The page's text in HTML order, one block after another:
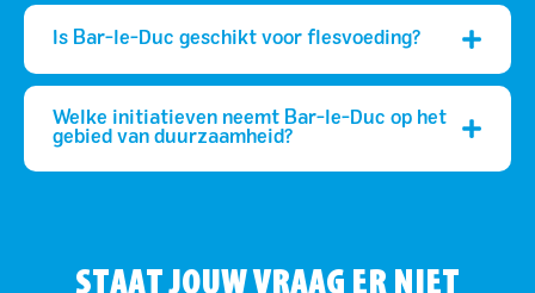
Is Bar-le-Duc geschikt voor flesvoeding?
Welke initiatieven neemt Bar-le-Duc op het
gebied van duurzaamheid?
STAAT JOUW VRAAG ER NIET